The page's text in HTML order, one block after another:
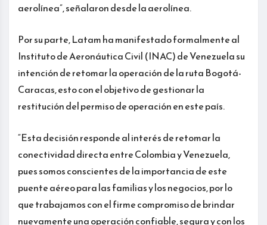
aerolínea”, señalaron desde la aerolínea.
Por su parte, Latam ha manifestado formalmente al
Instituto de Aeronáutica Civil (INAC) de Venezuela su
intención de retomar la operación de la ruta Bogotá-
Caracas, esto con el objetivo de gestionar la
restitución del permiso de operación en este país.
“Esta decisión responde al interés de retomar la
conectividad directa entre Colombia y Venezuela,
pues somos conscientes de la importancia de este
puente aéreo para las familias y los negocios, por lo
que trabajamos con el firme compromiso de brindar
nuevamente una operación confiable, segura y con los